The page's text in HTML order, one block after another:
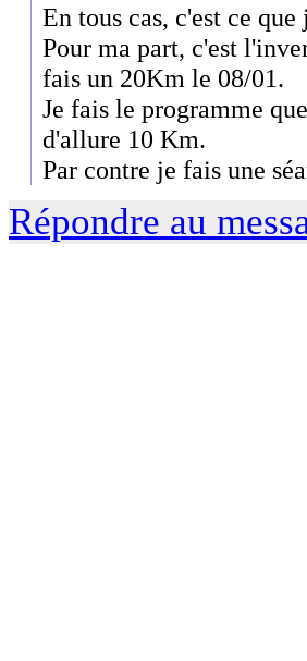
En tous cas, c'est ce que
Pour ma part, c'est
fais un 20Km le 08/01.
Je fais le programme
d'allure 10 Km.
Par contre je fais une
Répondre au